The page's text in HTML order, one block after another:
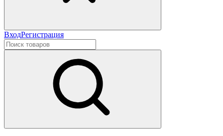
ВходРегистрация